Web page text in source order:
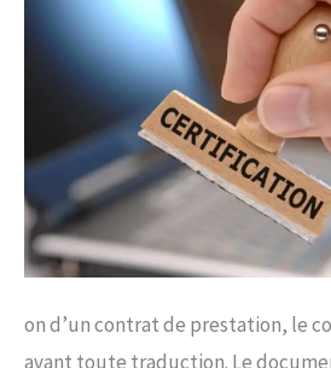
on d’un contrat de prestation, le
avant toute traduction. Le